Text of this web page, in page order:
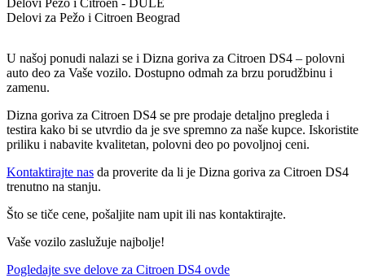
Delovi Pežo i Citroen - DULE
Delovi za Pežo i Citroen Beograd
U našoj ponudi nalazi se i Dizna goriva za Citroen DS4 – polovni
auto deo za Vaše vozilo. Dostupno odmah za brzu porudžbinu i
zamenu.
Dizna goriva za Citroen DS4 se pre prodaje detaljno pregleda i
testira kako bi se utvrdio da je sve spremno za naše kupce. Iskoristite
priliku i nabavite kvalitetan, polovni deo po povoljnoj ceni.
Kontaktirajte nas da proverite da li je Dizna goriva za Citroen DS4
trenutno na stanju.
Što se tiče cene, pošaljite nam upit ili nas kontaktirajte.
Vaše vozilo zaslužuje najbolje!
Pogledajte sve delove za Citroen DS4 ovde